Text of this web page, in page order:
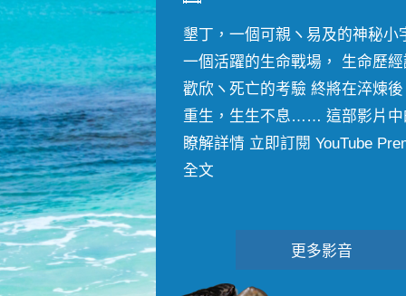
墾丁，一個可親ヽ易及的神秘小
一個活躍的生命戰場， 生命歷
歡欣ヽ死亡的考驗 終將在淬煉
重生，生生不息…… 這部影片中
瞭解詳情 立即訂閱 YouTube
全文
更多影音